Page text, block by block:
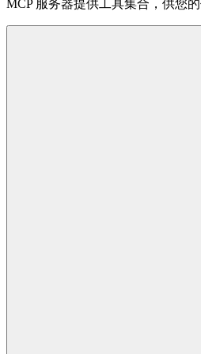
MCP 服务器提供工具集合，供您